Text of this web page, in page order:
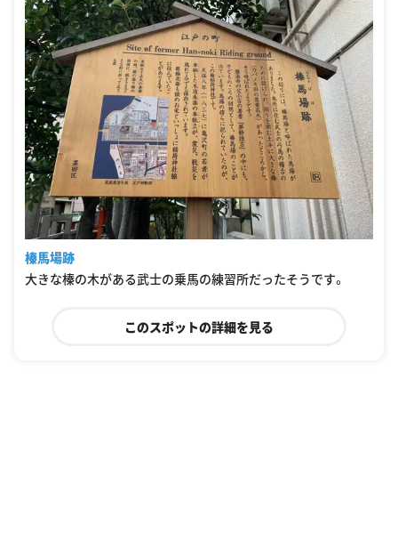
榛馬場跡
大きな榛の木がある武士の乗馬の練習所だったそうです。
このスポットの詳細を見る